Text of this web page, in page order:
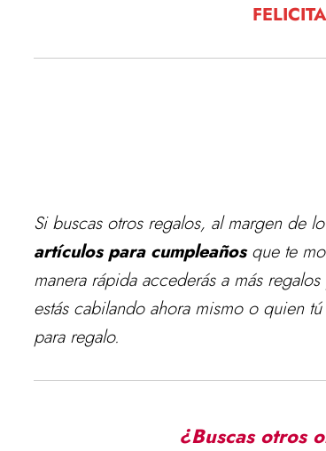
Si buscas otros regalos, al margen de
artículos para cumpleañosque te
manera rápida accederás a más
estás cabilando ahora mismo o quien
para regalo.
¿Buscas otros